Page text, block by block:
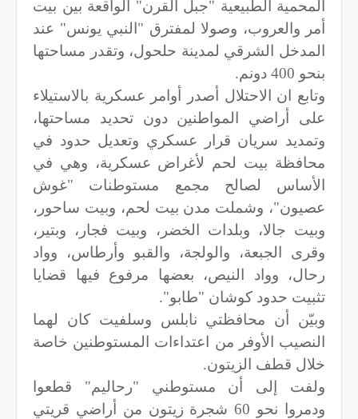
المحمية الطبيعية "جبل القرن" الواقعة بين بيت
أمر والعروب، وصولا لمفترق "النبي يونس" عند
المدخل الشرقي لمدينة حلحول، وتقدر مساحتها
بنحو 400 دونم.
وتابع ان الاحتلال أصدر أوامر عسكرية بالاستيلاء
على أراضي المواطنين دون تحديد مساحتها،
وتمديد سريان قرار عسكري وتعديل حدود في
محافظة بيت لحم لأغراض عسكرية، وهي في
الأساس لصالح مجمع مستوطنات "غوش
عصيون"، وشملت مدن بيت لحم، وبيت ساحور،
وبيت جالا، وبلدات الخضر، وبيت فجار، وبتير،
وقرى الجبعة، والولجة، والقبو وأرطاس، وواد
رحال، وواد النيص، بعضها مرفوع فيها قضايا
تثبيت حدود كوشان "طابو".
وبيّن أن محافظتي نابلس وسلفيت كان لهما
النصيب الأوفر من اعتداءات المستوطنين خاصة
خلال قطف الزيتون.
ولفت إلى أن مستوطني "رحاليم" قطعوا
ودمروا نحو 60 شجرة زيتون من أراضي قريتي